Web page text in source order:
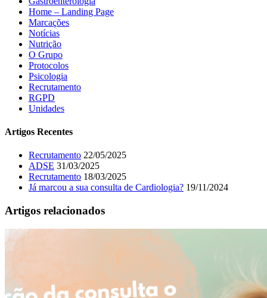
Home – Landing Page
Marcações
Notícias
Nutrição
O Grupo
Protocolos
Psicologia
Recrutamento
RGPD
Unidades
Artigos Recentes
Recrutamento 22/05/2025
ADSE 31/03/2025
Recrutamento 18/03/2025
Já marcou a sua consulta de Cardiologia? 19/11/2024
Artigos relacionados